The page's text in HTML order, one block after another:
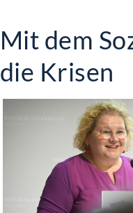
Mit dem
die Krisen